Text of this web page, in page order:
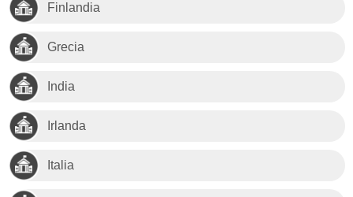
Finlandia
Grecia
India
Irlanda
Italia